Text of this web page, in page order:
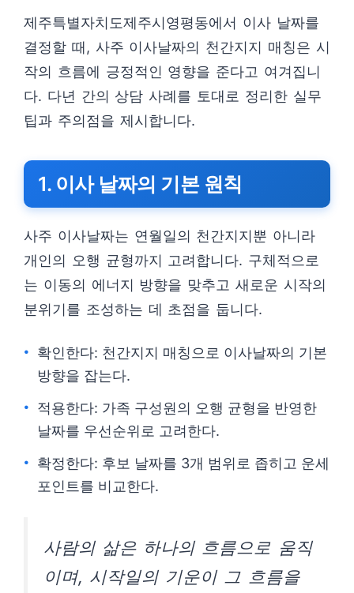
제주특별자치도제주시영평동에서 이사 날짜를
결정할 때, 사주 이사날짜의 천간지지 매칭은 시
작의 흐름에 긍정적인 영향을 준다고 여겨집니
다. 다년 간의 상담 사례를 토대로 정리한 실무
팁과 주의점을 제시합니다.
1. 이사 날짜의 기본 원칙
사주 이사날짜는 연월일의 천간지지뿐 아니라
개인의 오행 균형까지 고려합니다. 구체적으로
는 이동의 에너지 방향을 맞추고 새로운 시작의
분위기를 조성하는 데 초점을 둡니다.
확인한다: 천간지지 매칭으로 이사날짜의 기본
방향을 잡는다.
적용한다: 가족 구성원의 오행 균형을 반영한
날짜를 우선순위로 고려한다.
확정한다: 후보 날짜를 3개 범위로 좁히고 운세
포인트를 비교한다.
사람의 삶은 하나의 흐름으로 움직
이며, 시작일의 기운이 그 흐름을